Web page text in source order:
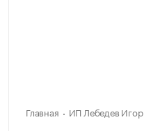
Главная ИП Лебедев